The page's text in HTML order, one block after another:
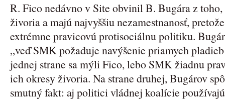
R. Fico nedávno v Site obvinil B. Bugára z
živoria a majú najvyššiu nezamestnanosť,
extrémne pravicovú protisociálnu politiku.
„veď SMK požaduje navýšenie priamych
jednej strane sa mýli Fico, lebo SMK žiadnu
ich okresy živoria. Na strane druhej, Bugárov
smutný fakt: aj politici vládnej koalície